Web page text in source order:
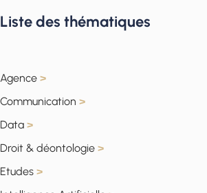
Liste des thématiques
Agence >
Communication >
Data >
Droit & déontologie >
Etudes >